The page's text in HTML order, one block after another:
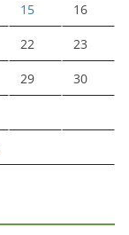
15 16
22 23
29 30